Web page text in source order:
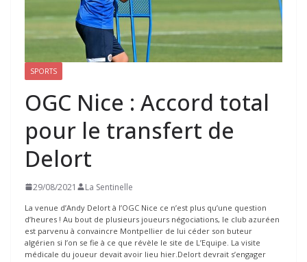
SPORTS
OGC Nice : Accord total
pour le transfert de
Delort
29/08/2021 La Sentinelle
La venue d’Andy Delort à l’OGC Nice ce n’est plus qu’une question
d’heures ! Au bout de plusieurs joueurs négociations, le club azuréen
est parvenu à convaincre Montpellier de lui céder son buteur
algérien si l’on se fie à ce que révèle le site de L’Equipe. La visite
médicale du joueur devait avoir lieu hier.Delort devrait s’engager